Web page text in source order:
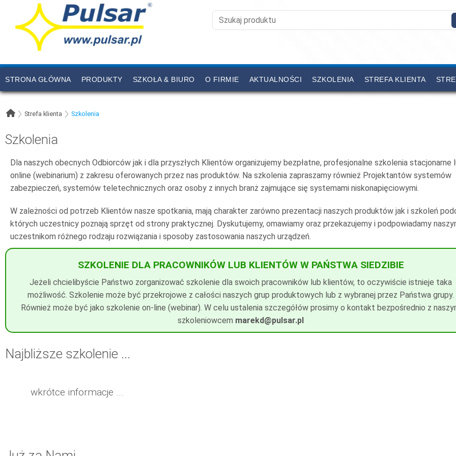
STRONA GŁÓWNA PRODUKTY SZKOŁA & BIURO O FIRMIE AKTUALNOŚCI SZKOLENIA STREFA KLIENTA
Strefa klienta Szkolenia
Szkolenia
Dla naszych obecnych Odbiorców jak i dla przyszłych Klientów organizujemy bezpłatne, profesjonalne szkolenia stacjonarne
online (webinarium) z zakresu oferowanych przez nas produktów. Na szkolenia zapraszamy również Projektantów systemów
zabezpieczeń, systemów teletechnicznych oraz osoby z innych branż zajmujące się systemami niskonapięciowymi.
W zależności od potrzeb Klientów nasze spotkania, mają charakter zarówno prezentacji naszych produktów jak i szkoleń
których uczestnicy poznają sprzęt od strony praktycznej. Dyskutujemy, omawiamy oraz przekazujemy i podpowiadamy
uczestnikom różnego rodzaju rozwiązania i sposoby zastosowania naszych urządzeń.
SZKOLENIE DLA PRACOWNIKÓW LUB KLIENTÓW W PAŃSTWA SIEDZIBIE
Jeżeli chcielibyście Państwo zorganizować szkolenie dla swoich pracowników lub klientów, to oczywiście istnieje taka
możliwość. Szkolenie może być przekrojowe z całości naszych grup produktowych lub z wybranej przez Państwa grupy.
Również może być jako szkolenie on-line (webinar). W celu ustalenia szczegółów prosimy o kontakt bezpośrednio z
szkoleniowcem marekd@pulsar.pl
Najbliższe szkolenie ...
wkrótce informacje ...